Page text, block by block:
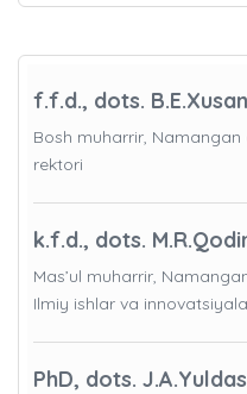
f.f.d., dots.
Bosh muharrir,
rektori
k.f.d., dots.
Mas’ul muharrir,
Ilmiy ishlar va
PhD, dots.